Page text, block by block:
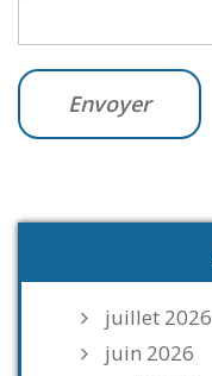
juillet 2026
juin 2026